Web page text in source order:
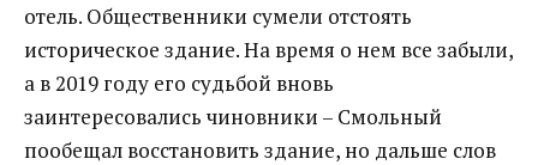
отель. Общественники сумели отстоять
историческое здание. На время о нем все забыли,
а в 2019 году его судьбой вновь
заинтересовались чиновники – Смольный
пообещал восстановить здание, но дальше слов